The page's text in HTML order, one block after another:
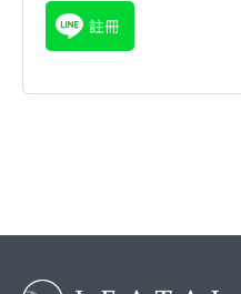
註冊